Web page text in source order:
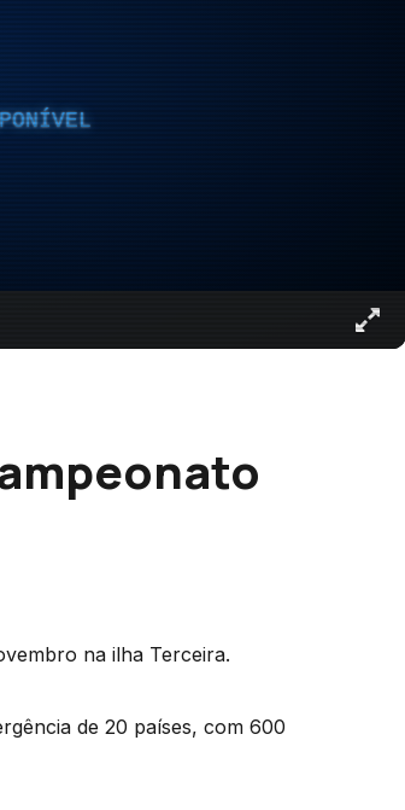
na ilha Terceira.
de 20 países, com 600